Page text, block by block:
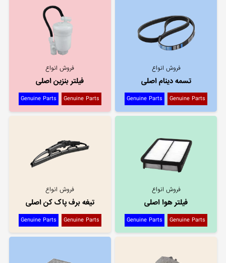
فروش انواع
تسمه دینام اصلی
Genuine Parts
Genuine Parts
فروش انواع
فیلتر بنزین اصلی
Genuine Parts
Genuine Parts
فروش انواع
فیلتر هوا اصلی
Genuine Parts
Genuine Parts
فروش انواع
تیغه برف پاک کن اصلی
Genuine Parts
Genuine Parts